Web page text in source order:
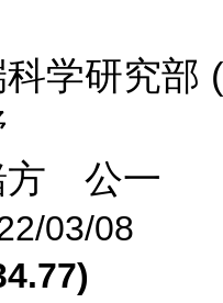
科学研究
方 公一
03/08